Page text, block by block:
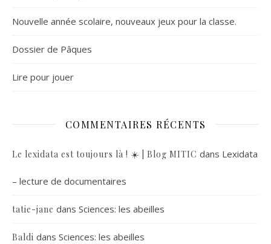
Nouvelle année scolaire, nouveaux jeux pour la classe.
Dossier de Pâques
Lire pour jouer
COMMENTAIRES RÉCENTS
Le lexidata est toujours là ! ☀️ | Blog MITIC dans Lexidata
– lecture de documentaires
tatie-jane dans Sciences: les abeilles
Baldi dans Sciences: les abeilles